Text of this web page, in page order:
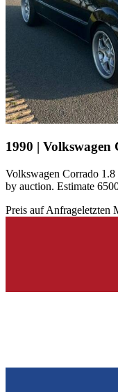
1990 |
Volkswagen Corrado
by auction. Estimate
Preis auf Anfrageletzten